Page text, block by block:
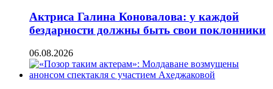
Актриса Галина Коновалова: у каждой
бездарности должны быть свои поклонники
06.08.2026